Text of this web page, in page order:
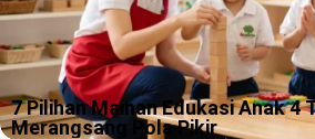
7 Pilihan Mainan Edukasi Anak 4
Merangsang Pola Pikir